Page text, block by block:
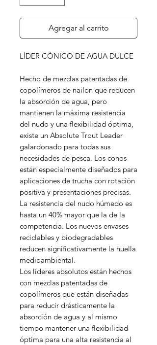
Agregar al carrito
LÍDER CÓNICO DE AGUA DULCE
Hecho de mezclas patentadas de
copolímeros de nailon que reducen
la absorción de agua, pero
mantienen la máxima resistencia
del nudo y una flexibilidad óptima,
existe un Absolute Trout Leader
galardonado para todas sus
necesidades de pesca. Los conos
están especialmente diseñados para
aplicaciones de trucha con rotación
positiva y presentaciones precisas.
La resistencia del nudo húmedo es
hasta un 40% mayor que la de la
competencia. Los nuevos envases
reciclables y biodegradables
reducen significativamente la huella
medioambiental.
Los líderes absolutos están hechos
con mezclas patentadas de
copolímeros que están diseñadas
para reducir drásticamente la
absorción de agua y al mismo
tiempo mantener una flexibilidad
óptima para una alta resistencia al